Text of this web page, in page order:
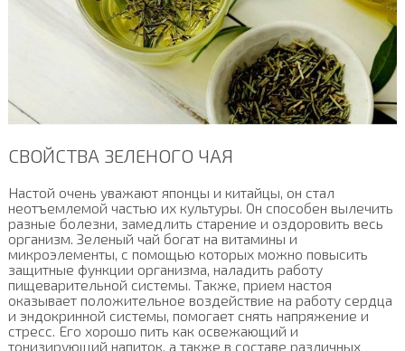
СВОЙСТВА ЗЕЛЕНОГО ЧАЯ
Настой очень уважают японцы и китайцы, он стал
неотъемлемой частью их культуры. Он способен вылечить
разные болезни, замедлить старение и оздоровить весь
организм. Зеленый чай богат на витамины и
микроэлементы, с помощью которых можно повысить
защитные функции организма, наладить работу
пищеварительной системы. Также, прием настоя
оказывает положительное воздействие на работу сердца
и эндокринной системы, помогает снять напряжение и
стресс. Его хорошо пить как освежающий и
тонизирующий напиток, а также в составе различных